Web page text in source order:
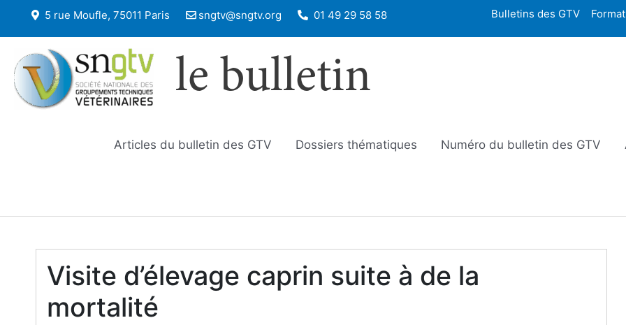
5 rue Moufle, 75011 Paris sngtv@sngtv.org 01 49 29 58 58 Bulletins des GTV
le bulletin
Articles du bulletin des GTV Dossiers thématiques Numéro du bulletin des GTV
Visite d’élevage caprin suite à de la
mortalité